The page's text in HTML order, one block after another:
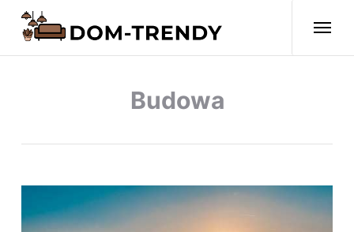
Budowa